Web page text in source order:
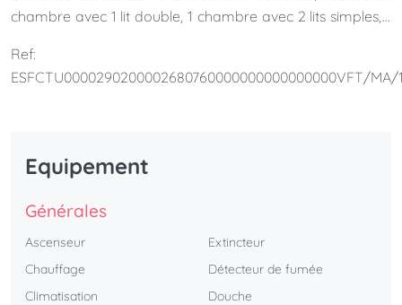
chambre avec 1 lit double, 1 chambre avec 2 lits simples, 1
lumineux.L'appartement est parfait pour les couples et les
familles.
Ref:
ESFCTU0000290200002680760000000000000000VFT/MA/
Equipement
Générales
Ascenseur
Chauffage
Climatisation
Extincteur
Détecteur de fumée
Douche